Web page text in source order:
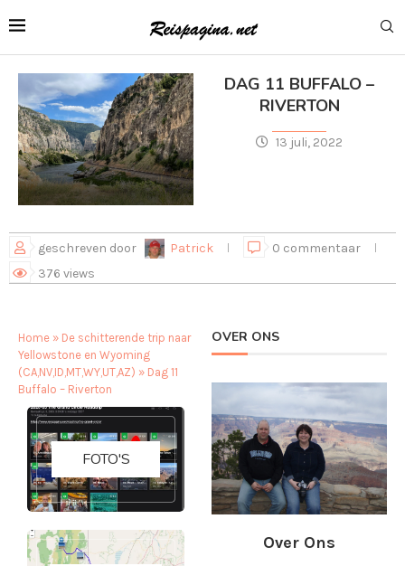
DAG 11 BUFFALO –
RIVERTON
13 juli, 2022
geschreven door Patrick
0 commentaar
376 views
Home » De schitterende trip naar
Yellowstone en Wyoming
(CA,NV,ID,MT,WY,UT,AZ) » Dag 11
Buffalo – Riverton
FOTO'S
OVER ONS
Over Ons